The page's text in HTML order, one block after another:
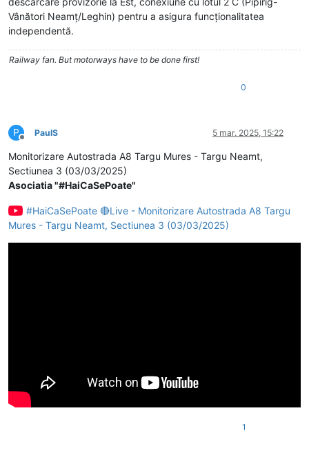
Vânători Neamț/Leghin) pentru a asigura funcționalitatea
independentă.
Railway fan. But motorways have to be done first!
0
P
Deconectat
PaulS 5 mar. 2025, 15:22
Monitorizare Autostrada A8 Targu Mures - Targu Neamt,
Sectiunea 3 (03/03/2025)
Asociatia "#HaiCaSePoate"
#HaiCaSePoate 🔴Live - Monitorizare Autostrada A8 Targu
Mures - Targu Neamt, Sectiunea 3 (03/03/2025)
1